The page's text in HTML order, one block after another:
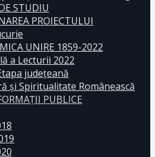
STUDIU
PROIECTULUI
UNIRE 1859-2022
a Lecturii 2022
judeţeană
și Spiritualitate Românească
PUBLICE